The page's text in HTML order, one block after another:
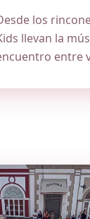
los
llevan la
entre